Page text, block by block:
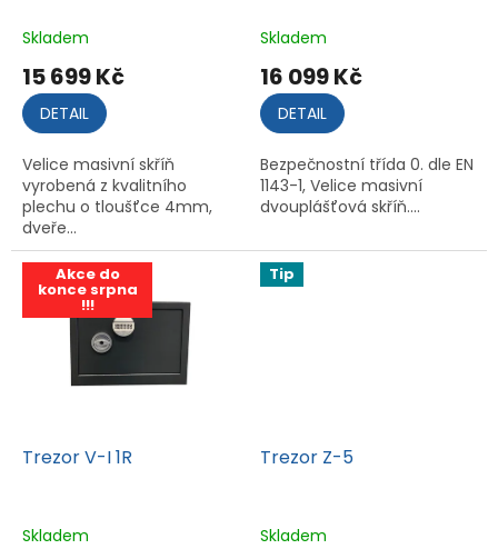
Skladem
15 699 Kč
DETAIL
Velice masivní skříň
vyrobená z kvalitního
plechu o tloušťce 4mm,
dveře...
Skladem
16 099 Kč
DETAIL
Bezpečnostní třída 0. dle EN
1143-1, Velice masivní
dvouplášťová skříň....
Akce do
konce srpna
!!! 18 599 Kč
Trezor V-I 1R
Skladem
Tip
Trezor Z-5
Skladem